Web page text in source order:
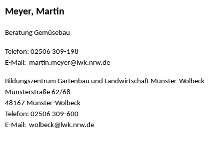
Meyer, Martin
Beratung Gemüsebau
Telefon: 02506 309-198
E-Mail: martin.meyer@ lwk.nrw.de
Bildungszentrum Gartenbau und Landwirtschaft Münster-Wolbeck
Münsterstraße 62/68
48167 Münster-Wolbeck
Telefon: 02506 309-600
E-Mail: wolbeck@ lwk.nrw.de